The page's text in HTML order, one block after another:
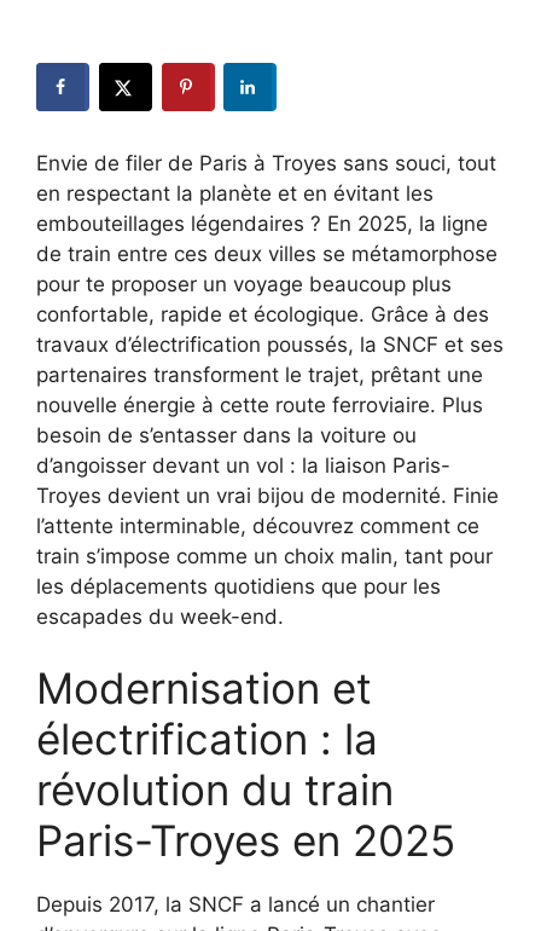
Envie de filer de Paris à Troyes sans souci, tout
en respectant la planète et en évitant les
embouteillages légendaires ? En 2025, la ligne
de train entre ces deux villes se métamorphose
pour te proposer un voyage beaucoup plus
confortable, rapide et écologique. Grâce à des
travaux d’électrification poussés, la SNCF et ses
partenaires transforment le trajet, prêtant une
nouvelle énergie à cette route ferroviaire. Plus
besoin de s’entasser dans la voiture ou
d’angoisser devant un vol : la liaison Paris-
Troyes devient un vrai bijou de modernité. Finie
l’attente interminable, découvrez comment ce
train s’impose comme un choix malin, tant pour
les déplacements quotidiens que pour les
escapades du week-end.
Modernisation et
électrification : la
révolution du train
Paris-Troyes en 2025
Depuis 2017, la SNCF a lancé un chantier